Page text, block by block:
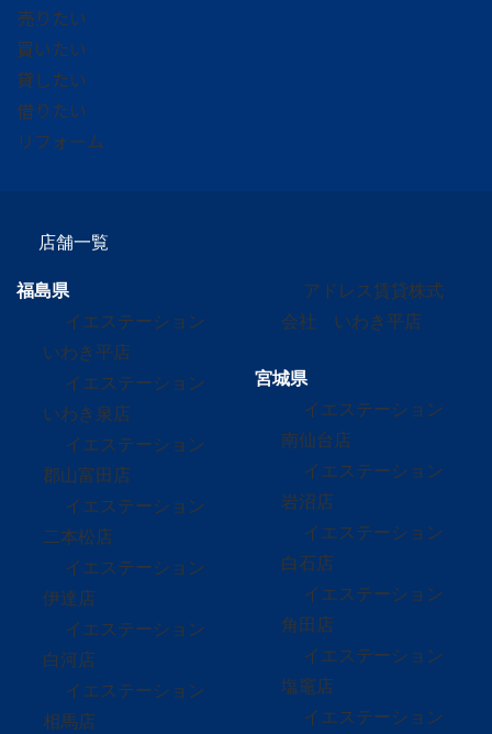
売りたい
買いたい
貸したい
借りたい
リフォーム
店舗一覧
福島県
イエステーション
いわき平店
イエステーション
いわき泉店
イエステーション
郡山富田店
イエステーション
二本松店
イエステーション
伊達店
イエステーション
白河店
イエステーション
相馬店
アドレス賃貸株式
会社 いわき平店
宮城県
イエステーション
南仙台店
イエステーション
岩沼店
イエステーション
白石店
イエステーション
角田店
イエステーション
塩竈店
イエステーション